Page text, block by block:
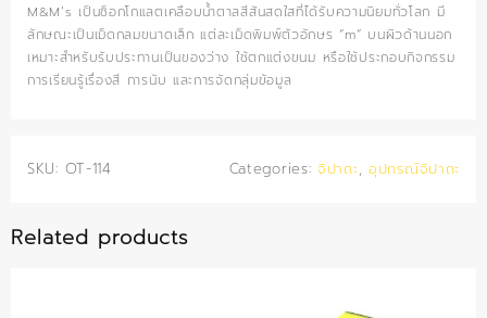
M&M’s เป็นช็อกโกแลตเคลือบน้ำตาลสีสันสดใสที่ได้รับความนิยมทั่วโลก มี
ลักษณะเป็นเม็ดกลมขนาดเล็ก แต่ละเม็ดพิมพ์ตัวอักษร “m” บนผิวด้านนอก
เหมาะสำหรับรับประทานเป็นของว่าง ใช้ตกแต่งขนม หรือใช้ประกอบกิจกรรม
การเรียนรู้เรื่องสี การนับ และการจัดกลุ่มข้อมูล
SKU: OT-114 Categories:จิปาถะ, อุปกรณ์จิปาถะ
Related products